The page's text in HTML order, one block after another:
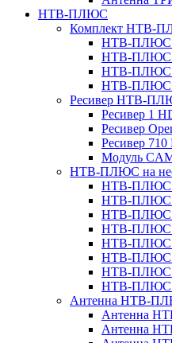
НТВ-ПЛЮС
Комплект НТВ-
НТВ-ПЛЮС
НТВ-ПЛЮС
НТВ-ПЛЮС
НТВ-ПЛЮС
Ресивер НТВ-
Ресивер 1
Ресивер
Ресивер 710
Модуль
НТВ-ПЛЮС на
НТВ-ПЛЮС
НТВ-ПЛЮС
НТВ-ПЛЮС
НТВ-ПЛЮС
НТВ-ПЛЮС
НТВ-ПЛЮС
НТВ-ПЛЮС
НТВ-ПЛЮС
Антенна НТВ-
Антенна
Антенна